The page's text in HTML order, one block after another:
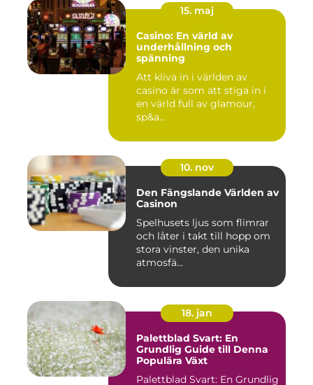
15. maj
Casino: En värld av
underhållning och
spänning
Att kliva in i världen av
casino är som att stiga in i
en värld full av glamour,
sp&a...
10. nov
Den Fängslande Världen av
Casinon
Spelhusets ljus som flimrar
och låter i takt till hopp om
stora vinster, den unika
atmosfä...
18. jan
Palettblad Svart: En
Grundlig Guide till Denna
Populära Växt
Palettblad Svart: En Grundlig